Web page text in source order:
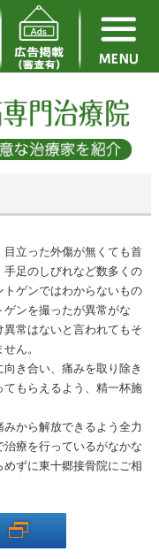
立った外傷が無くても首
足のしびれなど数多くの
ゲンではわからないもの
ンを撮ったが異常がな
常はないと言われてもそ
ん。
き合い、痛みを取り除き
もらえるよう、精一杯施
から解放できるよう全力
療を行っているがなかな
ずに東十郷接骨院にご相